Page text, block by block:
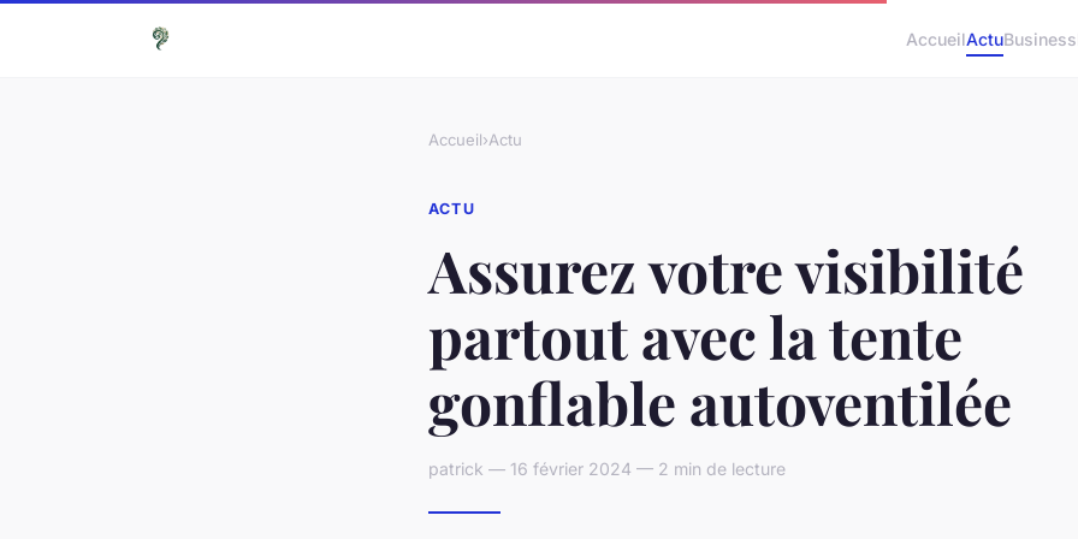
AccueilActuBusiness
Accueil›Actu
ACTU
Assurez votre visibilité
partout avec la tente
gonflable autoventilée
patrick — 16 février 2024 — 2 min de lecture